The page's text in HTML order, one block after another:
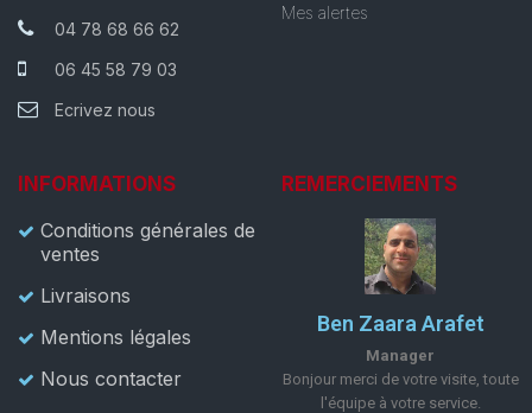
04 78 68 66 62
06 45 58 79 03
Ecrivez nous
Mes alertes
INFORMATIONS
Conditions générales de
ventes
Livraisons
Mentions légales
Nous contacter
REMERCIEMENTS
Ben Zaara Arafet
Manager
Bonjour merci de votre visite, toute
l'équipe à votre service.